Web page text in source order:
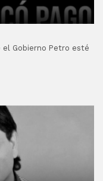
el Gobierno Petro esté